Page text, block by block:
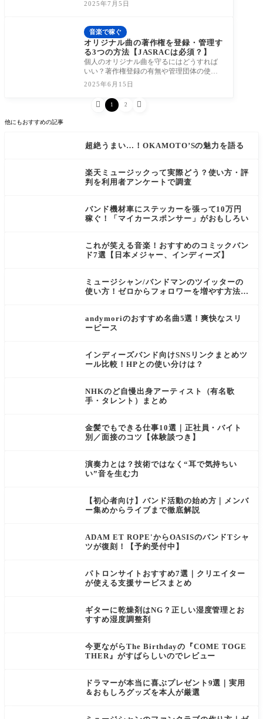
2025年7月5日
音楽で稼ぐ
オリジナル曲の著作権を登録・管理す
る3つの方法【JASRACは必須？】
個人のオリジナル曲を守るにはどうすれば
いい？著作権登録の有無や管理団体の使い
方、配布時の証明方法までインディーズで
もでき
2025年6月15日
 1 2 
他にもおすすめの記事
超絶うまい…！OKAMOTO’Sの魅力を語る
楽天ミュージックって実際どう？使い方・評
判を利用者アンケートで調査
バンド機材車にステッカーを張って10万円
稼ぐ！「マイカースポンサー」がおもしろい
これが笑える音楽！おすすめのコミックバン
ド7選【日本メジャー、インディーズ】
ミュージシャン/バンドマンのツイッターの
使い方！ゼロからフォロワーを増やす方法
andymoriのおすすめ名曲5選！爽快なスリ
ーピース
インディーズバンド向けSNSリンクまとめツ
ール比較！HPとの使い分けは？
NHKのど自慢出身アーティスト（有名歌
手・タレント）まとめ
金髪でもできる仕事10選｜正社員・バイト
別／面接のコツ【体験談つき】
演奏力とは？技術ではなく“耳で気持ちい
い”音を生む力
【初心者向け】バンド活動の始め方｜メンバ
ー集めからライブまで徹底解説
ADAM ET ROPE'からOASISのバンドTシャ
ツが復刻！【予約受付中】
パトロンサイトおすすめ7選｜クリエイター
が使える支援サービスまとめ
ギターに乾燥剤はNG？正しい湿度管理とお
すすめ湿度調整剤
今更ながらThe Birthdayの『COME TOGE
THER』がすばらしいのでレビュー
ドラマーが本当に喜ぶプレゼント9選｜実用
＆おもしろグッズを本人が厳選